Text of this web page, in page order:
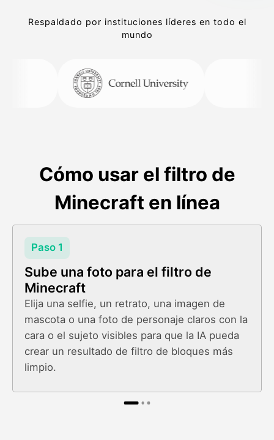
Respaldado por instituciones líderes en todo el
mundo
Cómo usar el filtro de
Minecraft en línea
Paso 1
Sube una foto para el filtro de
Minecraft
Elija una selfie, un retrato, una imagen de
mascota o una foto de personaje claros con la
cara o el sujeto visibles para que la IA pueda
crear un resultado de filtro de bloques más
limpio.